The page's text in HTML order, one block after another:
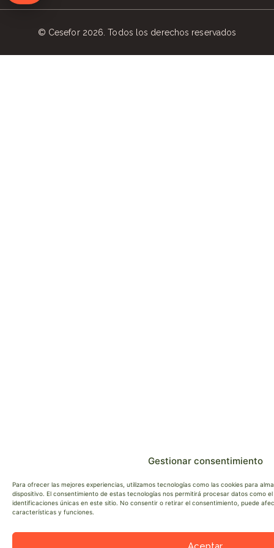
Gestionar consentimiento
Para ofrecer las mejores experiencias, utilizamos tecnologías como las cookies para
dispositivo. El consentimiento de estas tecnologías nos permitirá procesar datos como
identificaciones únicas en este sitio. No consentir o retirar el consentimiento, puede
características y funciones.
© Cesefor 2026. Todos los derechos reservados